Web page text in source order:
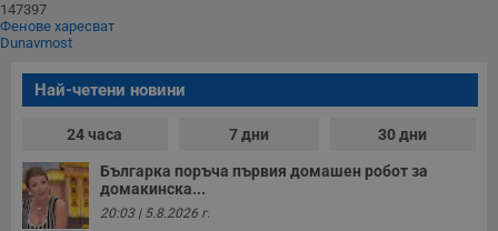
147397
Фенове харесват
Dunavmost
Най-четени новини
24 часа 7 дни 30 дни
Българка поръча първия домашен робот за
домакинска...
20:03 | 5.8.2026 г.